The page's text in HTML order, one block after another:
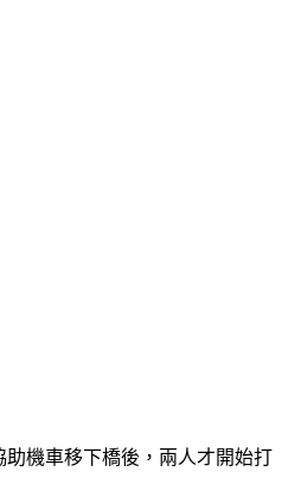
機車移下橋後，兩人才開始打